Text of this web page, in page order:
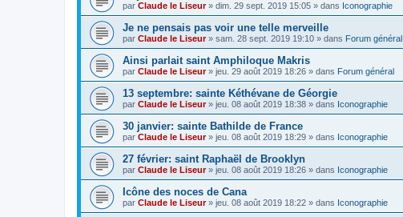
par Claude le Liseur» dim. 29 sept. 2019 15:05 » dans Iconographie
Je ne pensais pas voir une telle merveille
par Claude le Liseur» sam. 28 sept. 2019 19:10 » dans Forum général
Ainsi parlait saint Amphiloque Makris
par Claude le Liseur» jeu. 29 août 2019 18:26 » dans Forum général
13 septembre: sainte Kéthévane de Géorgie
par Claude le Liseur» jeu. 08 août 2019 18:38 » dans Iconographie
30 janvier: sainte Bathilde de France
par Claude le Liseur» jeu. 08 août 2019 18:29 » dans Iconographie
27 février: saint Raphaël de Brooklyn
par Claude le Liseur» jeu. 08 août 2019 18:26 » dans Iconographie
Icône des noces de Cana
par Claude le Liseur» jeu. 08 août 2019 18:22 » dans Iconographie